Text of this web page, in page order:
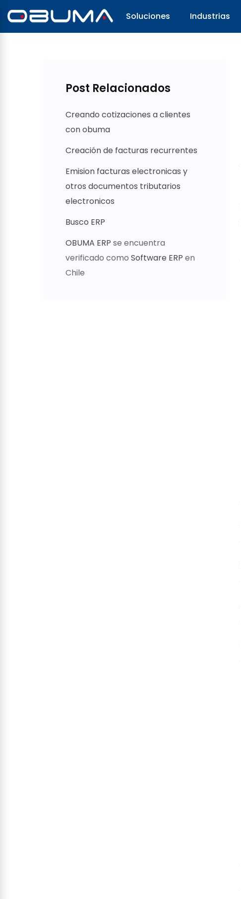
Soluciones Industrias
Post Relacionados
Creando cotizaciones a clientes
con obuma
Creación de facturas recurrentes
Emision facturas electronicas y
otros documentos tributarios
electronicos
Busco ERP
OBUMA ERP se encuentra
verificado como Software ERP en
Chile